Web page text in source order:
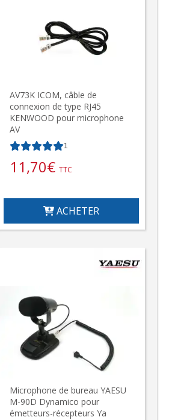
AV73K ICOM, câble de
connexion de type RJ45
KENWOOD pour microphone
AV
1
11,70€ TTC
ACHETER
Microphone de bureau YAESU
M-90D Dynamico pour
émetteurs-récepteurs Ya